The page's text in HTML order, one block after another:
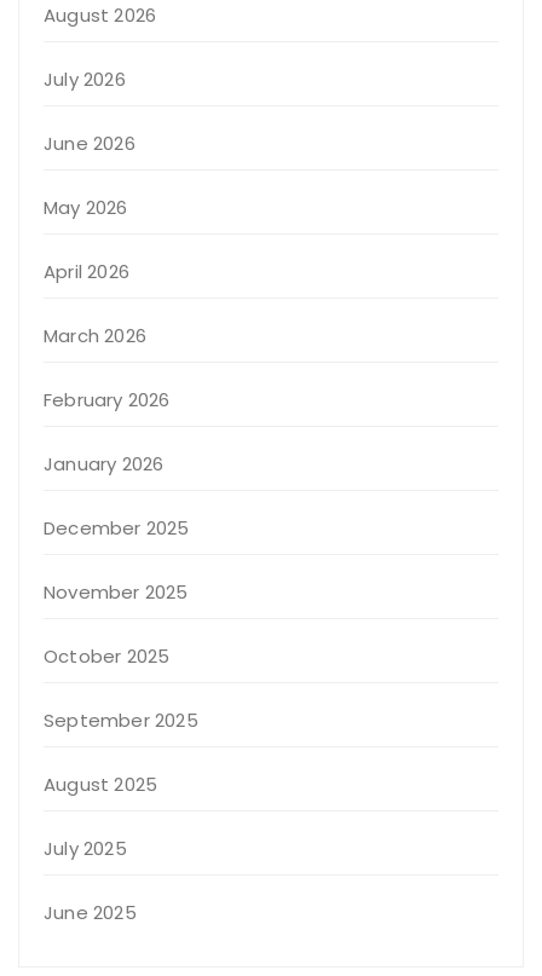
August 2026
July 2026
June 2026
May 2026
April 2026
March 2026
February 2026
January 2026
December 2025
November 2025
October 2025
September 2025
August 2025
July 2025
June 2025